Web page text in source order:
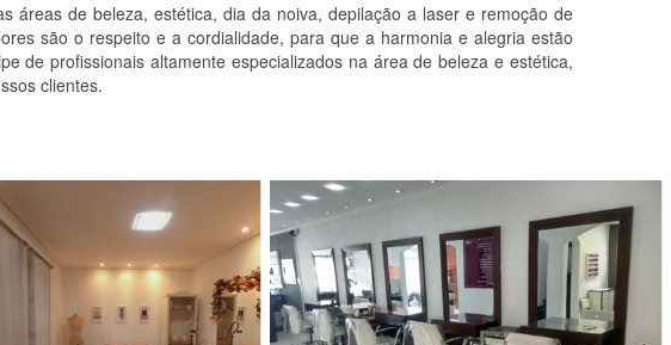
de beleza, estética, dia da noiva, depilação a laser e remoção de
são o respeito e a cordialidade, para que a harmonia e alegria estão
de profissionais altamente especializados na área de beleza e estética,
clientes.